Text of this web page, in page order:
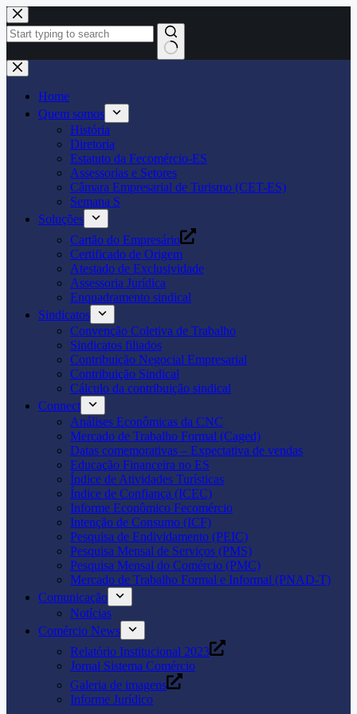
Pular
para
o
Home
Quem somos
História
Diretoria
Estatuto da Fecomércio-ES
Assessorias e Setores
Câmara Empresarial de Turismo (CET-ES)
Semana S
Soluções
Cartão do Empresário
Certificado de Origem
Atestado de Exclusividade
Assessoria Jurídica
Enquadramento sindical
Sindicatos
Convenção Coletiva de Trabalho
Sindicatos filiados
Contribuição Negocial Empresarial
Contribuição Sindical
Cálculo da contribuição sindical
Connect
Análises Econômicas da CNC
Mercado de Trabalho Formal (Caged)
Datas comemorativas – Expectativa de vendas
Educação Financeira no ES
Índice de Atividades Turísticas
Índice de Confiança (ICEC)
Informe Econômico Fecomércio
Intenção de Consumo (ICF)
Pesquisa de Endividamento (PEIC)
Pesquisa Mensal de Serviços (PMS)
Pesquisa Mensal do Comércio (PMC)
Mercado de Trabalho Formal e Informal (PNAD-T)
Comunicação
Notícias
Comércio News
Relatório Institucional 2023
Jornal Sistema Comércio
Galeria de imagens
Informe Jurídico